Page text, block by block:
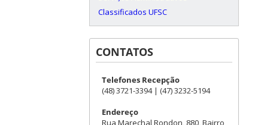
Classificados UFSC
CONTATOS
Telefones Recepção
(48) 3721-3394 | (47) 3232-5194
Endereço
Rua Marechal Rondon, 880, Bairro